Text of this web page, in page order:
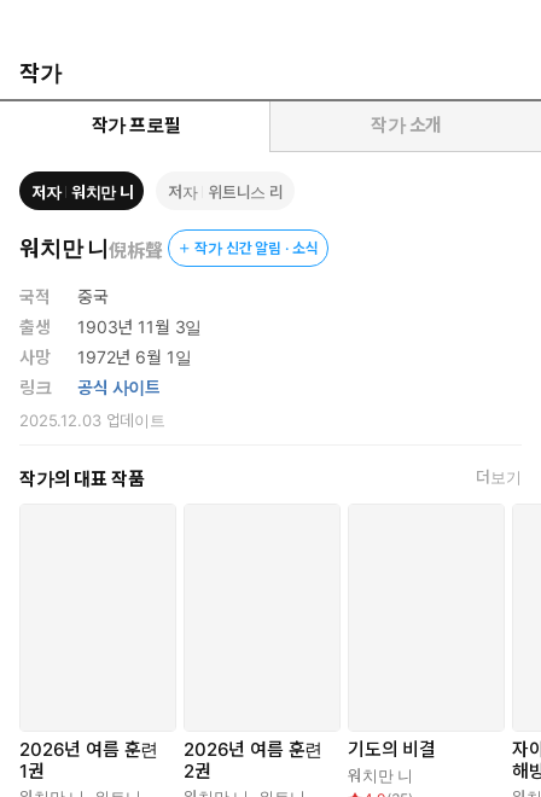
3. 이 책에 인용된 성경 본문은 <회복역 성경>을 사용하였습니다.
이 책에 인용된 찬송가는 한국복음서원에서 발간한 것입니다.
4. 이 책은 주(週) 단위로 나누어집니다. 매주 한 편의 훈련 집회 메
시지가 다루어집니다. 매주 처음에는 개요가 있고, 그다음에는 육
일분의 본문 내용과 찬송가 한 곡이 있으며, 끝에는 필기를 위한
여백이 있습니다. 메시지 개요는 매일의 본문 내용과 일치하도록
여섯 부분으로 나누어져 있습니다. 매일 그날의 요점들을 다루는
본문 내용은 ‘아침의 누림’ 난으로 시작됩니다. 이 난에는 주님과
의 친밀한 교통을 통해 풍성한 영적인 자양분을 공급받게 하는 몇
절의 성경 말씀과 짧은 메시지가 있습니다. ‘아침의 누림’ 난 다음
에는 ‘오늘의 읽을 말씀’ 난이 있는데, 여기에는 그날의 중점과 연
관된 좀 더 긴 사역의 말씀이 있습니다. 그리고 추가로 읽을 수 있
과 빛 비춤과 누림과 적용을 기록할 수 있는 여백이 있습니다.
성도들이 말씀을 온종일 먹을 수 있도록 실지적으로 돕기 위한 일
환으로 실었습니다. 성도들은 이것들을 떼어 지니고 다니면서 일
상생활에서 영적인 빛 비춤과 자양분의 원천으로 삼을 수 있습니
작가
작가 프로필 작가 소개
저자 워치만 니 저자 위트니스 리
워치만 니倪柝聲 작가 신간 알림 · 소식
국적
중국
출생
1903년 11월 3일
사망
1972년 6월 1일
링크
공식 사이트
2025.12.03업데이트
작가의 대표 작품 더보기
2026년 여름 훈련
1권
2026년 여름 훈련
2권
기도의 비결
워치만 니
자
해